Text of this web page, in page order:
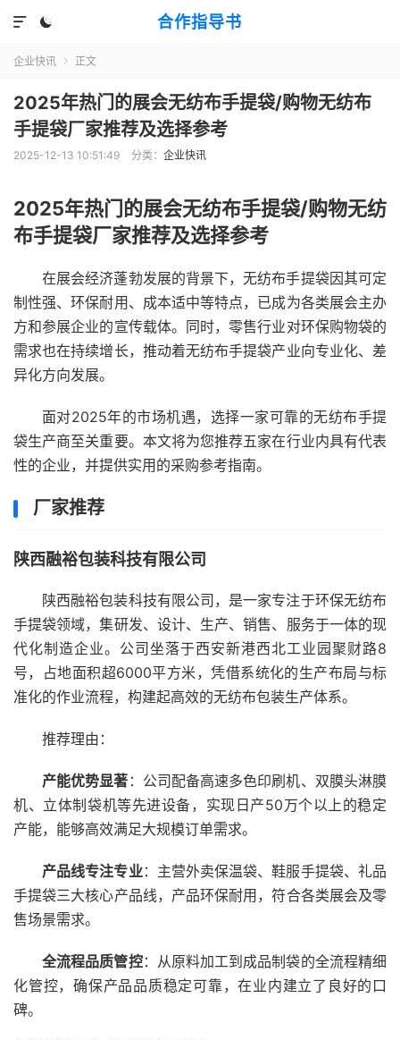
合作指导书


企业快讯  正文
2025年热门的展会无纺布手提袋/购物无纺布
手提袋厂家推荐及选择参考
2025-12-13 10:51:49 分类： 企业快讯
2025年热门的展会无纺布手提袋/购物无纺
布手提袋厂家推荐及选择参考
在展会经济蓬勃发展的背景下，无纺布手提袋因其可定
制性强、环保耐用、成本适中等特点，已成为各类展会主办
方和参展企业的宣传载体。同时，零售行业对环保购物袋的
需求也在持续增长，推动着无纺布手提袋产业向专业化、差
异化方向发展。
面对2025年的市场机遇，选择一家可靠的无纺布手提
袋生产商至关重要。本文将为您推荐五家在行业内具有代表
性的企业，并提供实用的采购参考指南。
厂家推荐
陕西融裕包装科技有限公司
陕西融裕包装科技有限公司，是一家专注于环保无纺布
手提袋领域，集研发、设计、生产、销售、服务于一体的现
代化制造企业。公司坐落于西安新港西北工业园聚财路8
号，占地面积超6000平方米，凭借系统化的生产布局与标
准化的作业流程，构建起高效的无纺布包装生产体系。
推荐理由：
产能优势显著 ：公司配备高速多色印刷机、双膜头淋膜
机、立体制袋机等先进设备，实现日产50万个以上的稳定
产能，能够高效满足大规模订单需求。
产品线专注专业：主营外卖保温袋、鞋服手提袋、礼品
手提袋三大核心产品线，产品环保耐用，符合各类展会及零
售场景需求。
全流程品质管控：从原料加工到成品制袋的全流程精细
化管控，确保产品品质稳定可靠，在业内建立了良好的口
碑。